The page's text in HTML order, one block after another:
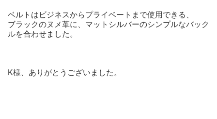
ベルトはビジネスからプライベートまで使用できる、
ブラックのヌメ革に、マットシルバーのシンプルなバック
ルを合わせました。
K様、ありがとうございました。